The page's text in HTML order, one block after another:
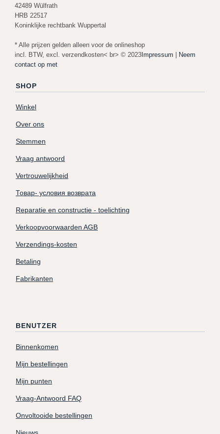
42489 Wülfrath
HRB 22517
Koninklijke rechtbank Wuppertal
* Alle prijzen gelden alleen voor de onlineshop
incl. BTW, excl. verzendkosten< br> © 2023Impressum | Neem
contact op met
SHOP
Winkel
Over ons
Stemmen
Vraag antwoord
Vertrouwelijkheid
Товар- условия возврата
Reparatie en constructie - toelichting
Verkoopvoorwaarden AGB
Verzendings-kosten
Betaling
Fabrikanten
BENUTZER
Binnenkomen
Mijn bestellingen
Mijn punten
Vraag-Antwoord FAQ
Onvoltooide bestellingen